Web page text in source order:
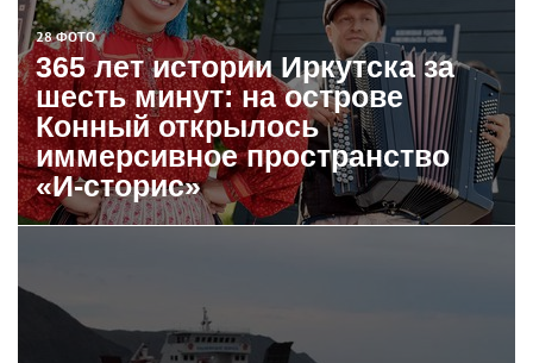
28 ФОТО
365 лет истории Иркутска за
шесть минут: на острове
Конный открылось
иммерсивное пространство
«И-сторис»